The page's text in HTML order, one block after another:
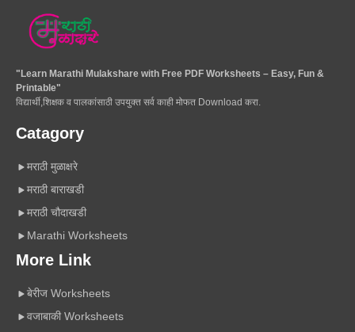
"Learn Marathi Mulakshare with Free PDF Worksheets – Easy, Fun &
Printable"
विद्यार्थी,शिक्षक व पालकांसाठी उपयुक्त सर्व काही मोफत Download करा.
Catagory
मराठी मुळाक्षरे
मराठी बाराखडी
मराठी चौदाखडी
Marathi Worksheets
More Link
बेरीज Worksheets
वजाबाकी Worksheets